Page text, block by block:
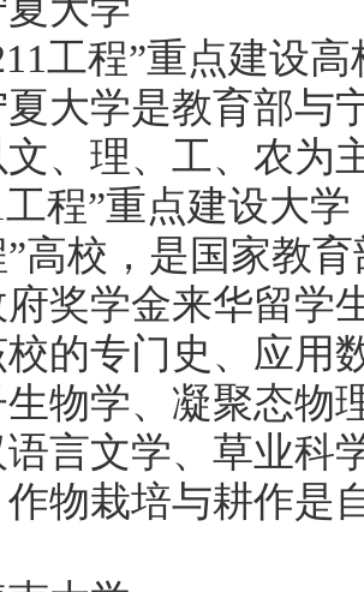
大学
程”重点建设高
学是教育部与宁
、理、工、农为
工程”重点建设大
高校，是国家教
奖学金来华留学
专门史、应用数
物学、凝聚态物
言文学、草业科
物栽培与耕作是